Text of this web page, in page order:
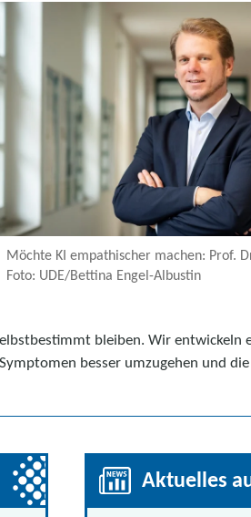
Möchte KI empathischer machen: Prof.
Foto: UDE/Bettina Engel-Albustin
bleiben. Wir entwickeln
besser umzugehen und
Aktuelles